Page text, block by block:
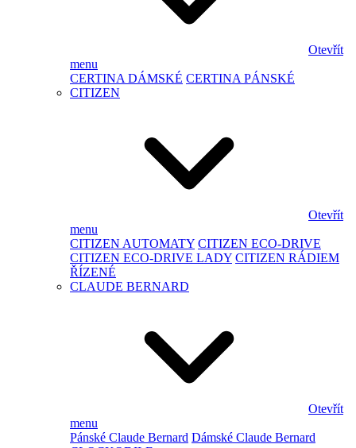
Otevřít
menu
CERTINA DÁMSKÉ CERTINA PÁNSKÉ
CITIZEN
Otevřít
menu
CITIZEN AUTOMATY CITIZEN ECO-DRIVE
CITIZEN ECO-DRIVE LADY CITIZEN RÁDIEM
ŘÍZENÉ
CLAUDE BERNARD
Otevřít
menu
Pánské Claude Bernard Dámské Claude Bernard